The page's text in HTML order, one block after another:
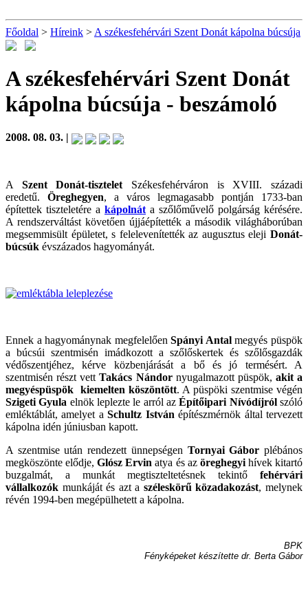
Főoldal > Híreink > A székesfehérvári Szent Donát kápolna búcsúja
A székesfehérvári Szent Donát
kápolna búcsúja - beszámoló
2008. 08. 03. |
A Szent Donát-tisztelet Székesfehérváron is XVIII. századi
eredetű. Öreghegyen, a város legmagasabb pontján 1733-ban
építettek tiszteletére a kápolnát a szőlőművelő polgárság kérésére.
A rendszerváltást követően újjáépítették a második világháborúban
megsemmisült épületet, s felelevenítették az augusztus eleji Donát-
búcsúk évszázados hagyományát.
Ennek a hagyománynak megfelelőenSpányi Antalmegyés püspök
a búcsúi szentmisén imádkozott a szőlőskertek és szőlősgazdák
védőszentjéhez, kérve közbenjárását a bő és jó termésért. A
szentmisén részt vettTakács Nándornyugalmazott püspök, akit a
megyéspüspök kiemelten köszöntött. A püspöki szentmise végén
Szigeti Gyula elnök leplezte le arról azÉpítőipari Nívódíjrólszóló
emléktáblát, amelyet aSchultz István építészmérnök által tervezett
kápolna idén júniusban kapott.
A szentmise után rendezett ünnepségen Tornyai Gábor plébános
megköszönte elődje,Glósz Ervin atya és az öreghegyihívek kitartó
buzgalmát, a munkát megtiszteltetésnek tekintő fehérvári
vállalkozók munkáját és azt a széleskörű közadakozást, melynek
révén 1994-ben megépülhetett a kápolna.
BPK
Fényképeket készítette dr. Berta Gábor